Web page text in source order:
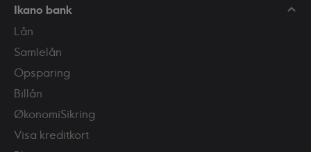
Ikano bank
Lån
Samlelån
Opsparing
Billån
ØkonomiSikring
Visa kreditkort